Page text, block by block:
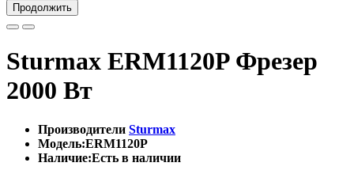
Продолжить
Sturmax ERM1120P Фрезер
2000 Вт
Производители Sturmax
Модель:ERM1120P
Наличие:Есть в наличии